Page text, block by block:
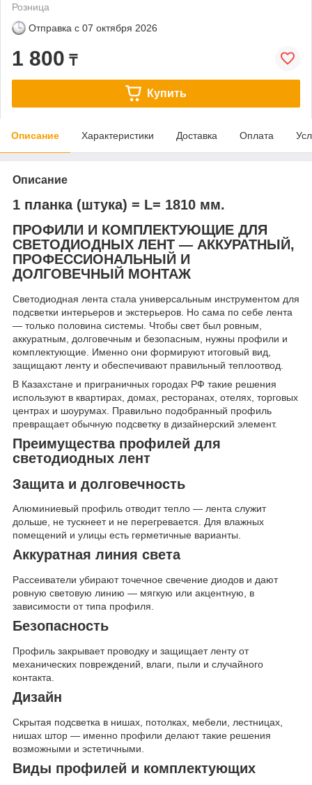
Розница
Отправка с 07 октября 2026
1 800 ₸
Купить
Описание Характеристики Доставка Оплата
Описание
1 планка (штука) = L= 1810 мм.
ПРОФИЛИ И КОМПЛЕКТУЮЩИЕ ДЛЯ
СВЕТОДИОДНЫХ ЛЕНТ — АККУРАТНЫЙ,
ПРОФЕССИОНАЛЬНЫЙ И
ДОЛГОВЕЧНЫЙ МОНТАЖ
Светодиодная лента стала универсальным инструментом для
подсветки интерьеров и экстерьеров. Но сама по себе лента
— только половина системы. Чтобы свет был ровным,
аккуратным, долговечным и безопасным, нужны профили и
комплектующие. Именно они формируют итоговый вид,
защищают ленту и обеспечивают правильный теплоотвод.
В Казахстане и приграничных городах РФ такие решения
используют в квартирах, домах, ресторанах, отелях, торговых
центрах и шоурумах. Правильно подобранный профиль
превращает обычную подсветку в дизайнерский элемент.
Преимущества профилей для
светодиодных лент
Защита и долговечность
Алюминиевый профиль отводит тепло — лента служит
дольше, не тускнеет и не перегревается. Для влажных
помещений и улицы есть герметичные варианты.
Аккуратная линия света
Рассеиватели убирают точечное свечение диодов и дают
ровную световую линию — мягкую или акцентную, в
зависимости от типа профиля.
Безопасность
Профиль закрывает проводку и защищает ленту от
механических повреждений, влаги, пыли и случайного
контакта.
Дизайн
Скрытая подсветка в нишах, потолках, мебели, лестницах,
нишах штор — именно профили делают такие решения
возможными и эстетичными.
Виды профилей и комплектующих